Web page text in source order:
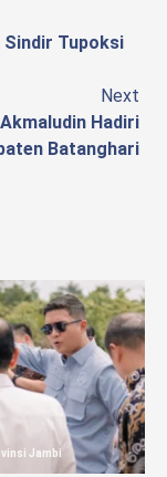
Sindir Tupoksi
Next
Hadiri
Batanghari
Jambi